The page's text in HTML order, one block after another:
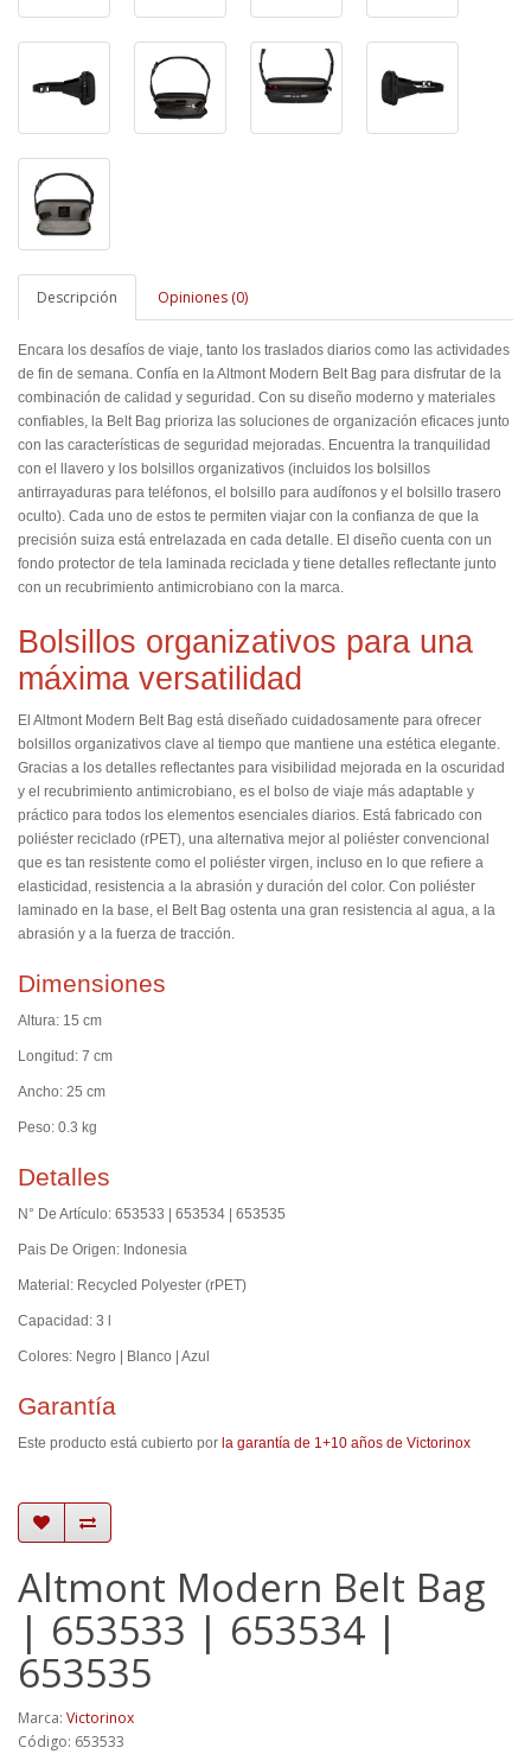
Descripción Opiniones (0)
Encara los desafíos de viaje, tanto los traslados diarios como las actividades
de fin de semana. Confía en la Altmont Modern Belt Bag para disfrutar de la
combinación de calidad y seguridad. Con su diseño moderno y materiales
confiables, la Belt Bag prioriza las soluciones de organización eficaces junto
con las características de seguridad mejoradas. Encuentra la tranquilidad
con el llavero y los bolsillos organizativos (incluidos los bolsillos
antirrayaduras para teléfonos, el bolsillo para audífonos y el bolsillo trasero
oculto). Cada uno de estos te permiten viajar con la confianza de que la
precisión suiza está entrelazada en cada detalle. El diseño cuenta con un
fondo protector de tela laminada reciclada y tiene detalles reflectante junto
con un recubrimiento antimicrobiano con la marca.
Bolsillos organizativos para una
máxima versatilidad
El Altmont Modern Belt Bag está diseñado cuidadosamente para ofrecer
bolsillos organizativos clave al tiempo que mantiene una estética elegante.
Gracias a los detalles reflectantes para visibilidad mejorada en la oscuridad
y el recubrimiento antimicrobiano, es el bolso de viaje más adaptable y
práctico para todos los elementos esenciales diarios. Está fabricado con
poliéster reciclado (rPET), una alternativa mejor al poliéster convencional
que es tan resistente como el poliéster virgen, incluso en lo que refiere a
elasticidad, resistencia a la abrasión y duración del color. Con poliéster
laminado en la base, el Belt Bag ostenta una gran resistencia al agua, a la
abrasión y a la fuerza de tracción.
Dimensiones
Altura: 15 cm
Longitud: 7 cm
Ancho: 25 cm
Peso: 0.3 kg
Detalles
N° De Artículo: 653533 | 653534 | 653535
Pais De Origen: Indonesia
Material: Recycled Polyester (rPET)
Capacidad: 3 l
Colores: Negro | Blanco | Azul
Garantía
Este producto está cubierto por la garantía de 1+10 años de Victorinox
Altmont Modern Belt Bag
| 653533 | 653534 |
653535
Marca: Victorinox
Código: 653533